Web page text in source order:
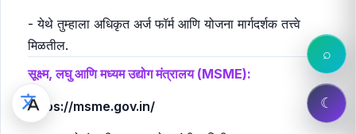
- येथे तुम्हाला अधिकृत अर्ज फॉर्म आणि योजना मार्गदर्शक तत्त्वे
मिळतील.
सूक्ष्म, लघु आणि मध्यम उद्योग मंत्रालय (MSME):
https://msme.gov.in/
⌕
☾